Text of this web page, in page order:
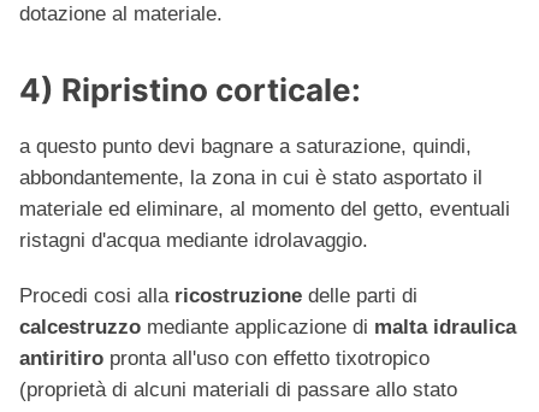
dotazione al materiale.
4) Ripristino corticale:
a questo punto devi bagnare a saturazione, quindi,
abbondantemente, la zona in cui è stato asportato il
materiale ed eliminare, al momento del getto, eventuali
ristagni d'acqua mediante idrolavaggio.
Procedi cosi allaricostruzione delle parti di
calcestruzzo mediante applicazione di malta idraulica
antiritiro pronta all'uso con effetto tixotropico
(proprietà di alcuni materiali di passare allo stato